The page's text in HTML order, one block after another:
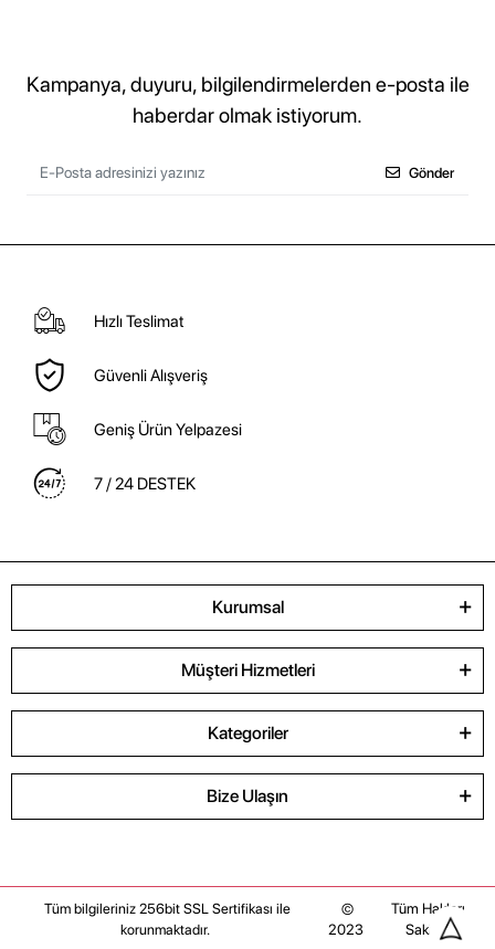
Kampanya, duyuru, bilgilendirmelerden e-posta ile
haberdar olmak istiyorum.
Gönder
Hızlı Teslimat
Güvenli Alışveriş
Geniş Ürün Yelpazesi
7 / 24 DESTEK
Kurumsal
Müşteri Hizmetleri
Kategoriler
Bize Ulaşın
Tüm bilgileriniz 256bit SSL Sertifikası ile
korunmaktadır.
©
2023
Tüm Hakları
Saklıdır